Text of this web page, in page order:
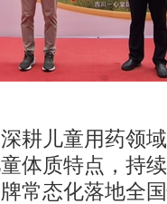
儿童用药领域
体质特点，持
常态化落地全